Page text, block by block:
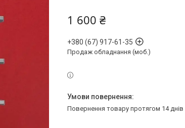
1 600 ₴
+380 (67) 917-61-35
Продаж обладнання (моб.)
повернення товару протягом 14 днів